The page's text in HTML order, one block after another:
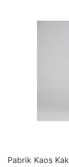
Pabrik Kaos